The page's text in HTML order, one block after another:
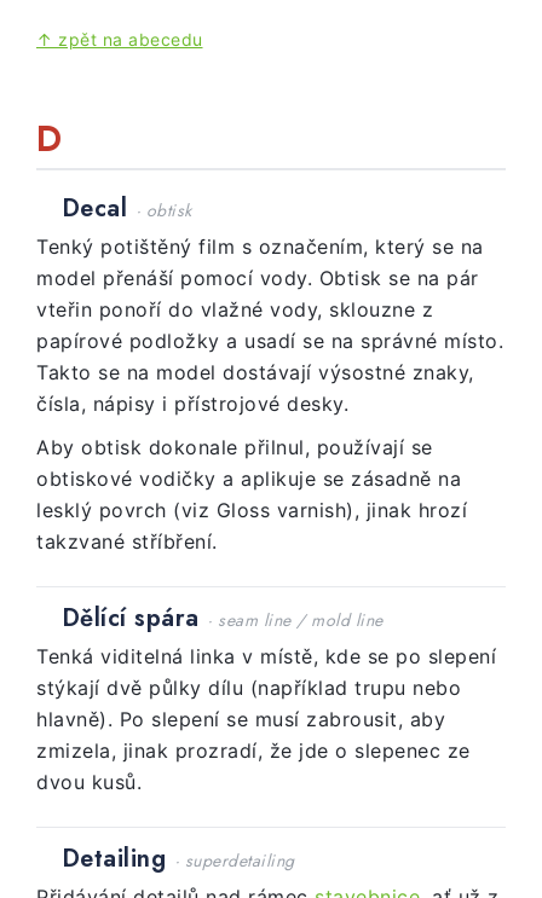
↑ zpět na abecedu
D
Decal · obtisk
Tenký potištěný film s označením, který se na
model přenáší pomocí vody. Obtisk se na pár
vteřin ponoří do vlažné vody, sklouzne z
papírové podložky a usadí se na správné místo.
Takto se na model dostávají výsostné znaky,
čísla, nápisy i přístrojové desky.
Aby obtisk dokonale přilnul, používají se
obtiskové vodičky a aplikuje se zásadně na
lesklý povrch (viz Gloss varnish), jinak hrozí
takzvané stříbření.
Dělící spára · seam line / mold line
Tenká viditelná linka v místě, kde se po slepení
stýkají dvě půlky dílu (například trupu nebo
hlavně). Po slepení se musí zabrousit, aby
zmizela, jinak prozradí, že jde o slepenec ze
dvou kusů.
Detailing · superdetailing